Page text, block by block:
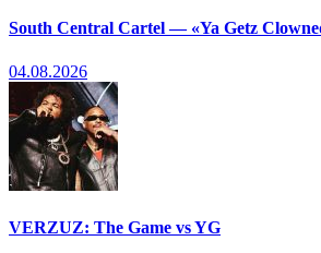
South Central Cartel — «Ya Getz
04.08.2026
VERZUZ: The Game vs YG